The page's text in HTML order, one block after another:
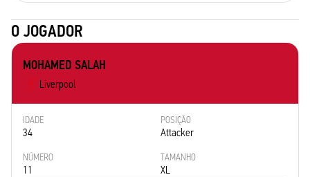
O JOGADOR
MOHAMED SALAH
Liverpool
IDADE
34
POSIÇÃO
Attacker
NÚMERO
11
TAMANHO
XL